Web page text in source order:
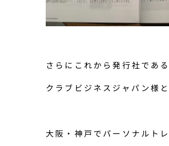
さらにこれから発行社である
クラブビジネスジャパン様
大阪・神戸でパーソナルト